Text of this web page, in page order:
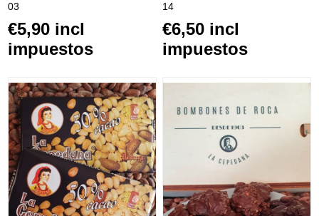
03
€5,90 incl
impuestos
14
€6,50 incl
impuestos